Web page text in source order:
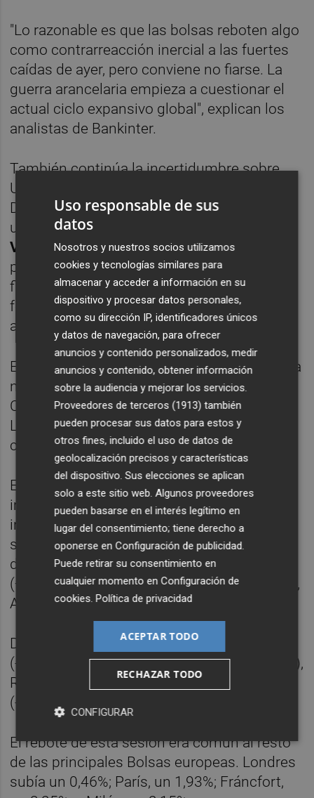
"Lo razonable es que las bolsas reboten algo
como contrarreacción inercial a las fuertes
caídas de ayer, pero conviene no fiarse. La
guerra arancelaria empieza a cuestionar el
actual ciclo expansivo global", explican los
analistas de Bankinter.
También continúa la incertidumbre sobre
Ucrania. El presidente de Estados Unidos,
Donald Trump, ha asegurado haber recibido
una carta de su homólogo ucraniano,
Volodimir Zelenski, diciendo que "está listo"
para retomar las negociaciones para poner
fin al conflicto tras la invasión rusa en
febrero de 2022, lo que incluye firmar "el
acuerdo sobre minerales y seguridad".
En el terreno empresarial español, ayer por la
noche los consejos de administración de
Colonial y de la francesa Société Foncière
Lyonnaise (SFL) aprobaron el proyecto
común de fusión entre ambas empresas.
En este contexto, el selectivo estaba muy
impulsado por la banca y empresas
industriales en la media sesión. A la cabeza
se situaba ArcerloMittal (+8,83%), por
delante de ACS (+7,79%), CaixaBank
(+6,06%), Bankinter (+5,82%), Indra (+5,57%),
Acerinox (+4,86%) y Unicaja (+4,30%).
Del lado contrario se situaban Cellnex
(-3,78%), Iberdrola (-1,92%), Colonial (-1,53%),
Redeia (-1,27%), Telefónica (-1,27%) y Merlin
(-1,14%).
El rebote de esta sesión era común al resto
de las principales Bolsas europeas. Londres
subía un 0,46%; París, un 1,93%; Fráncfort,
Uso responsable de sus
datos
Nosotros y nuestros socios utilizamos
cookies y tecnologías similares para
almacenar y acceder a información en su
dispositivo y procesar datos personales,
como su dirección IP, identificadores únicos
y datos de navegación, para ofrecer
anuncios y contenido personalizados, medir
anuncios y contenido, obtener información
sobre la audiencia y mejorar los servicios.
Proveedores de terceros (1913) también
pueden procesar sus datos para estos y
otros fines, incluido el uso de datos de
geolocalización precisos y características
del dispositivo. Sus elecciones se aplican
solo a este sitio web. Algunos proveedores
pueden basarse en el interés legítimo en
lugar del consentimiento; tiene derecho a
oponerse enConfiguración de publicidad.
Puede retirar su consentimiento en
cualquier momento enConfiguración de
cookies.Política de privacidad
ACEPTAR TODO
RECHAZAR TODO
CONFIGURAR